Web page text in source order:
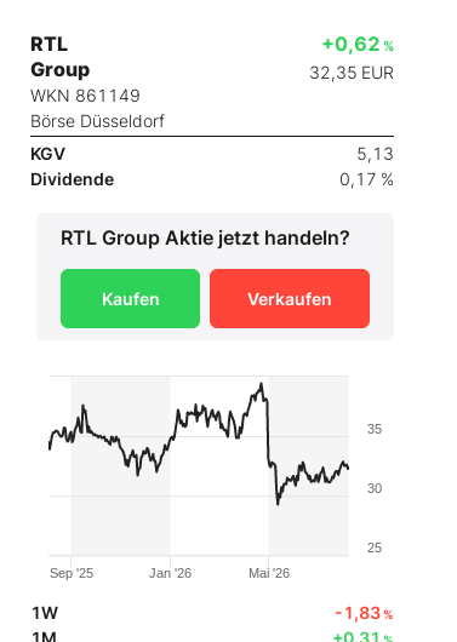
RTL
Group
WKN 861149
Börse Düsseldorf
+0,62 %
32,35 EUR
KGV
5,13
Dividende
0,17 %
RTL Group Aktie jetzt handeln?
Kaufen Verkaufen
Jan '26
Sep '25 Mai '26
25
30
35
1W -1,83%